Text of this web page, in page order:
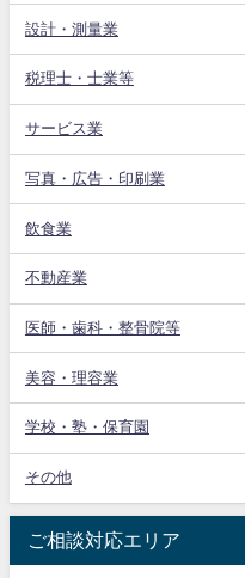
設計・測量業
税理士・士業等
サービス業
写真・広告・印刷業
飲食業
不動産業
医師・歯科・整骨院等
美容・理容業
学校・塾・保育園
その他
ご相談対応エリア